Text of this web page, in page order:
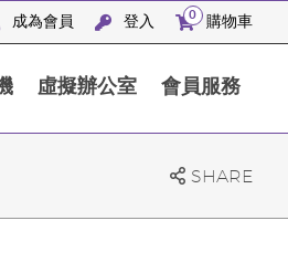
成為會員 登入 0 購物車
虛擬辦公室 會員服務
SHARE